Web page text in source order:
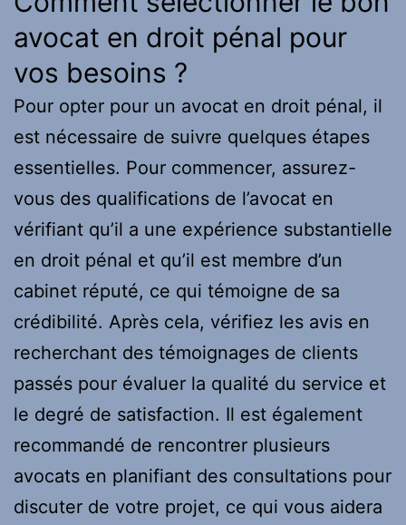
avocat en droit pénal pour
vos besoins ?
Pour opter pour un avocat en droit pénal, il
est nécessaire de suivre quelques étapes
essentielles. Pour commencer, assurez-
vous des qualifications de l’avocat en
vérifiant qu’il a une expérience substantielle
en droit pénal et qu’il est membre d’un
cabinet réputé, ce qui témoigne de sa
crédibilité. Après cela, vérifiez les avis en
recherchant des témoignages de clients
passés pour évaluer la qualité du service et
le degré de satisfaction. Il est également
recommandé de rencontrer plusieurs
avocats en planifiant des consultations pour
discuter de votre projet, ce qui vous aidera